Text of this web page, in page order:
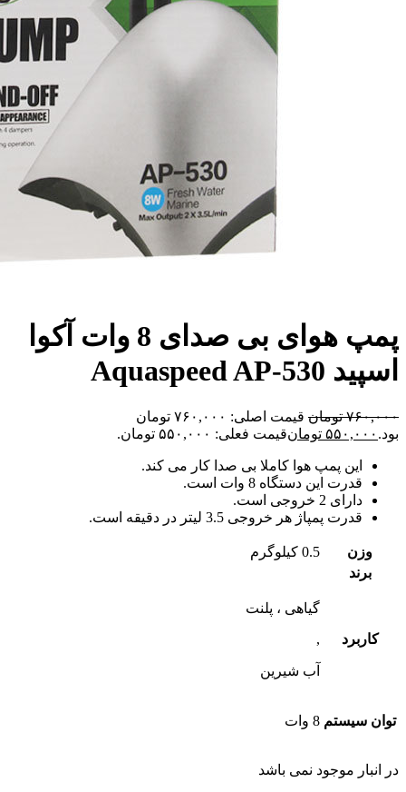
پمپ هوای بی صدای 8 وات آکوا
اسپید Aquaspeed AP-530
۷۶۰,۰۰۰ تومان
قیمت اصلی: ۷۶۰,۰۰۰ تومان
بود. ۵۵۰,۰۰۰ تومانقیمت فعلی: ۵۵۰,۰۰۰ تومان.
این پمپ هوا کاملا بی صدا کار می کند.
قدرت این دستگاه 8 وات است.
دارای 2 خروجی است.
قدرت پمپاژ هر خروجی 3.5 لیتر در دقیقه است.
وزن
0.5 کیلوگرم
برند
کاربرد
گیاهی ، پلنت
,
آب شیرین
توان سیستم 8 وات
در انبار موجود نمی باشد